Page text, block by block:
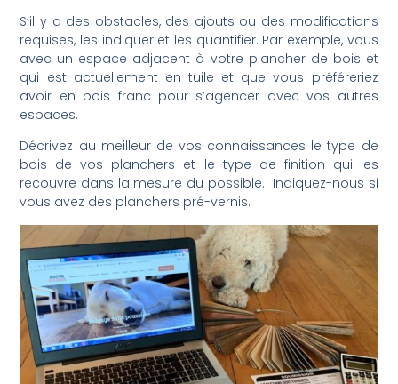
S’il y a des obstacles, des ajouts ou des modifications
requises, les indiquer et les quantifier. Par exemple, vous
avec un espace adjacent à votre plancher de bois et
qui est actuellement en tuile et que vous préféreriez
avoir en bois franc pour s’agencer avec vos autres
espaces.
Décrivez au meilleur de vos connaissances le type de
bois de vos planchers et le type de finition qui les
recouvre dans la mesure du possible. Indiquez-nous si
vous avez des planchers pré-vernis.